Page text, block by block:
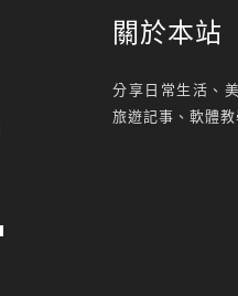
關於本站
分享日常生活、
旅遊記事、軟體